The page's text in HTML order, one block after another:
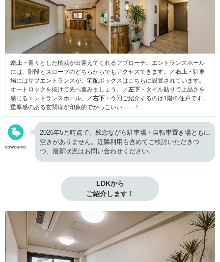
左上・ 青々とした植栽が出迎えてくれるアプローチ。エントランスホール
には、階段とスロープのどちらからでもアクセスできます。／右上・駐車
場にはサブエントランスが。宅配ボックスはこちらに設置されています。
オートロックを抜けて先へ進みましょう。／左下・ タイル貼りで上品さを
感じるエントランスホール。／右下・ 今回ご紹介するのは1階の住戸です。
重厚感のある玄関扉が印象的でかっこいい……！
cowcamo
2026年5月時点で、残念ながら駐車場・自転車置き場ともに
空きがありません。近隣利用も含めてご検討いただきつ
つ、最新状況はお問い合わせください。
LDKから
ご紹介します！